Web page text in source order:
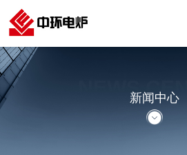
NEWS新闻中心